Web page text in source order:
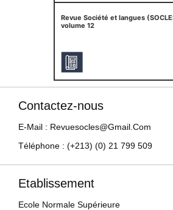
Revue Société et langues
volume 12
Contactez-nous
E-Mail : Revuesocles@gmail.com
Téléphone : (+213) (0) 21 799 509
Etablissement
Ecole Normale Supérieure